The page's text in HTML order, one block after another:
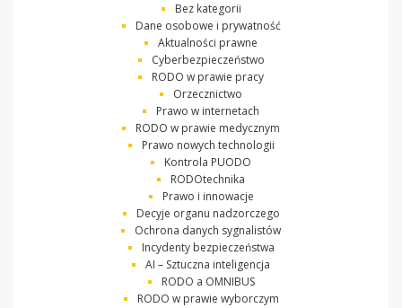
Bez kategorii
Dane osobowe i prywatność
Aktualności prawne
Cyberbezpieczeństwo
RODO w prawie pracy
Orzecznictwo
Prawo w internetach
RODO w prawie medycznym
Prawo nowych technologii
Kontrola PUODO
RODOtechnika
Prawo i innowacje
Decyje organu nadzorczego
Ochrona danych sygnalistów
Incydenty bezpieczeństwa
AI – Sztuczna inteligencja
RODO a OMNIBUS
RODO w prawie wyborczym